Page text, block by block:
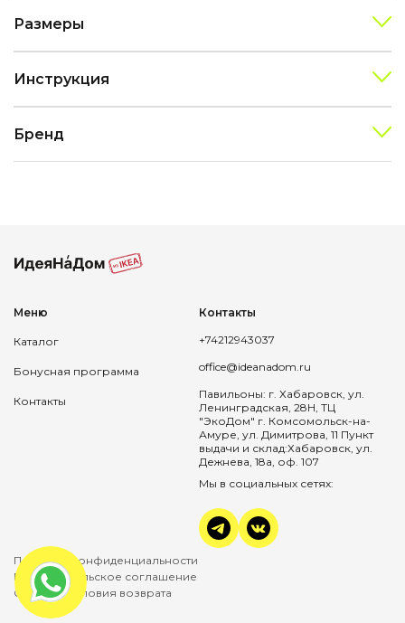
Размеры
Инструкция
Бренд
Меню
Каталог
Бонусная программа
Контакты
Контакты
+74212943037
office@ideanadom.ru
Павильоны: г. Хабаровск, ул.
Ленинградская, 28Н, ТЦ
"ЭкоДом" г. Комсомольск-на-
Амуре, ул. Димитрова, 11 Пункт
выдачи и склад:Хабаровск, ул.
Дежнева, 18а, оф. 107
Мы в социальных сетях:
Политика конфиденциальности
Пользовательское соглашение
Оплата и условия возврата